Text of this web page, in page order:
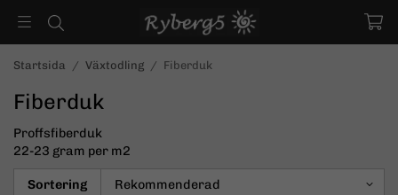
Startsida / Växtodling / Fiberduk
Fiberduk
Proffsfiberduk
22-23 gram per m2
Sortering